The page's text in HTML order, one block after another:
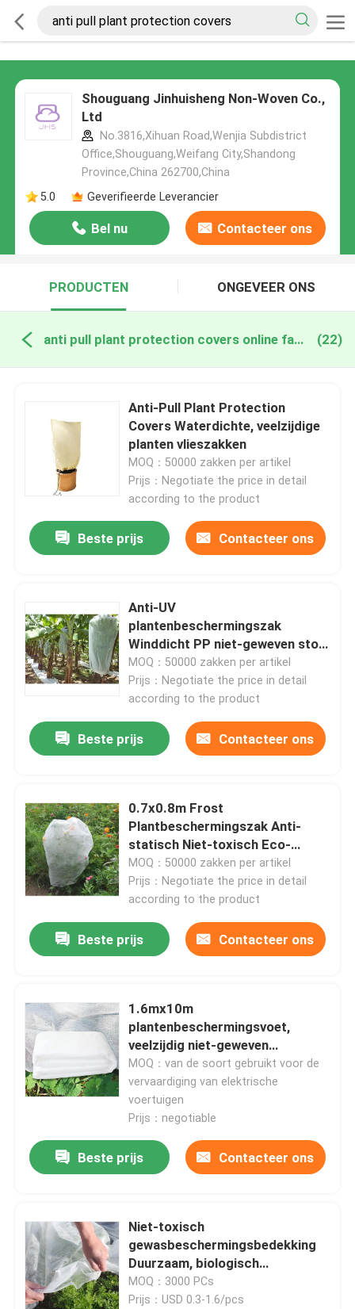
Shouguang Jinhuisheng Non-Woven Co.,
Ltd
No.3816,Xihuan Road,Wenjia Subdistrict
Office,Shouguang,Weifang City,Shandong
Province,China 262700,China
5.0
Geverifieerde Leverancier
Bel nu Contacteer ons
PRODUCTEN ONGEVEER ONS
anti pull plant protection covers online fabricage (22)
Anti-Pull Plant Protection
Covers Waterdichte, veelzijdige
planten vlieszakken
MOQ：50000 zakken per artikel
Prijs：Negotiate the price in detail
according to the product
Beste prijs Contacteer ons
Anti-UV
plantenbeschermingszak
Winddicht PP niet-geweven stof
voor bananen
MOQ：50000 zakken per artikel
Prijs：Negotiate the price in detail
according to the product
Beste prijs Contacteer ons
0.7x0.8m Frost
Plantbeschermingszak Anti-
statisch Niet-toxisch Eco-
vriendelijk
MOQ：50000 zakken per artikel
Prijs：Negotiate the price in detail
according to the product
Beste prijs Contacteer ons
1.6mx10m
plantenbeschermingsvoet,
veelzijdig niet-geweven
gewasbedekking
MOQ：van de soort gebruikt voor de
vervaardiging van elektrische
voertuigen
Prijs：negotiable
Beste prijs Contacteer ons
Niet-toxisch
gewasbeschermingsbedekking
Duurzaam, biologisch
afbreekbaar tuinvlies voor
planten
MOQ：3000 PCs
Prijs：USD 0.3-1.6/pcs